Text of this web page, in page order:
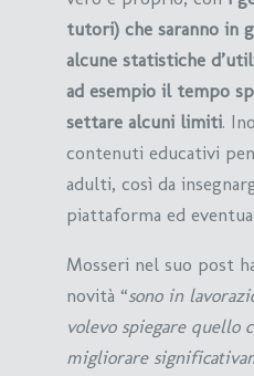
tutori) che saranno in
alcune statistiche
ad esempio il tempo
settare alcuni limiti.
contenuti educativi
adulti, così da
piattaforma ed
Mosseri nel suo post
novità “sono in
volevo spiegare quello
migliorare